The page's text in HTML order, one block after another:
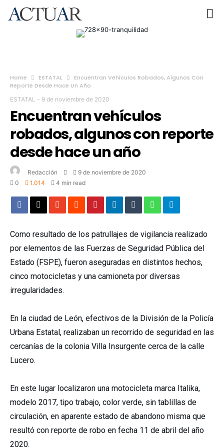
Home ESTATAL
Encuentran Vehículos Robados, Algunos Con
Reporte Desde Hace Un Año
ESTATAL - 9 de noviembre de 2020
Encuentran vehículos
robados, algunos con reporte
desde hace un año
Redacción
9 de noviembre de 2020
0
1.014 4 min read
Como resultado de los patrullajes de vigilancia realizado
por elementos de las Fuerzas de Seguridad Pública del
Estado (FSPE), fueron aseguradas en distintos hechos,
cinco motocicletas y una camioneta por diversas
irregularidades.
En la ciudad de León, efectivos de la División de la Policía
Urbana Estatal, realizaban un recorrido de seguridad en las
cercanías de la colonia Villa Insurgente cerca de la calle
Lucero.
En este lugar localizaron una motocicleta marca Italika,
modelo 2017, tipo trabajo, color verde, sin tablillas de
circulación, en aparente estado de abandono misma que
resultó con reporte de robo en fecha 11 de abril del año
2020.